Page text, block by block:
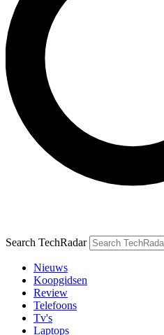
Search TechRadar
Nieuws
Koopgidsen
Review
Telefoons
Tv's
Laptops